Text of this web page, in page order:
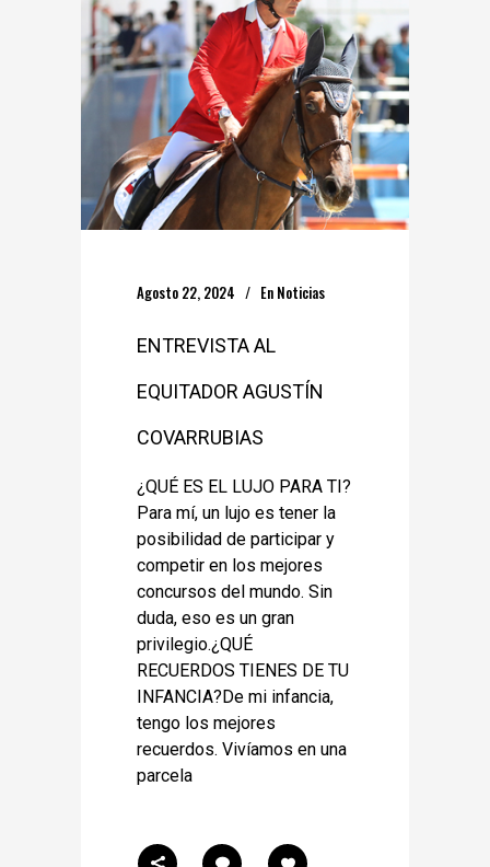
Agosto 22, 2024 En Noticias
ENTREVISTA AL
EQUITADOR AGUSTÍN
COVARRUBIAS
¿QUÉ ES EL LUJO PARA TI?
Para mí, un lujo es tener la
posibilidad de participar y
competir en los mejores
concursos del mundo. Sin
duda, eso es un gran
privilegio.¿QUÉ
RECUERDOS TIENES DE TU
INFANCIA?De mi infancia,
tengo los mejores
recuerdos. Vivíamos en una
parcela